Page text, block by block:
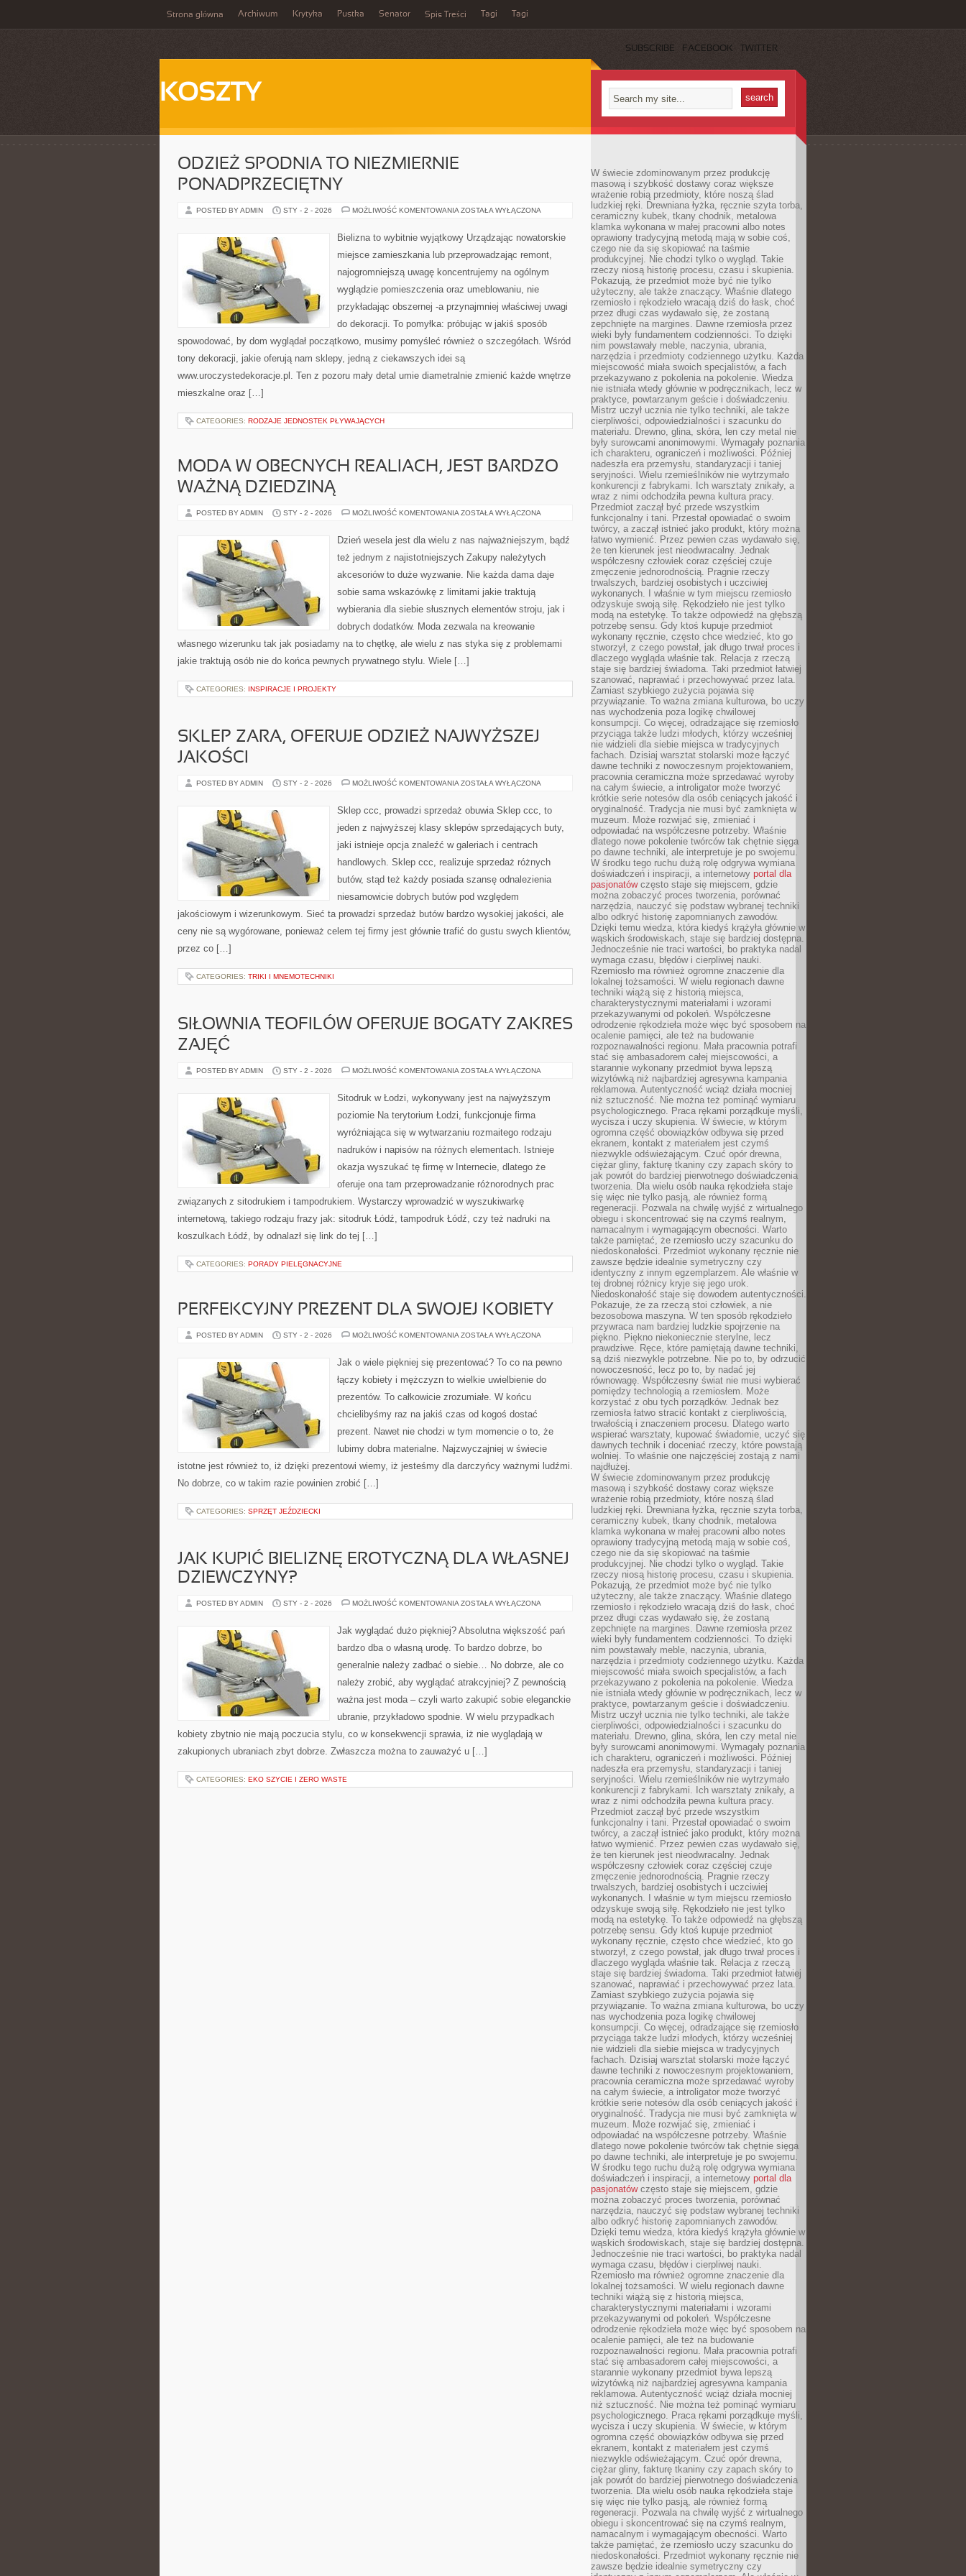
Strona główna Archiwum Krytyka Pustka Senator Spis Treści Tagi Tagi
SUBSCRIBE FACEBOOK TWITTER
KOSZTY
ODZIEŻ SPODNIA TO NIEZMIERNIE
PONADPRZECIĘTNY
POSTED BY ADMIN STY - 2 - 2026 MOŻLIWOŚĆ KOMENTOWANIA ODZIEŻ
NIEZMIERNIE
PONADPRZECIĘTNY
ZOSTAŁA WYŁĄCZONA
Bielizna to wybitnie wyjątkowy Urządzając nowatorskie
miejsce zamieszkania lub przeprowadzając remont,
najogromniejszą uwagę koncentrujemy na ogólnym
wyglądzie pomieszczenia oraz umeblowaniu, nie
przykładając obszernej -a przynajmniej właściwej uwagi
do dekoracji. To pomyłka: próbując w jakiś sposób
spowodować, by dom wyglądał początkowo, musimy pomyśleć również o szczegółach. Wśród
tony dekoracji, jakie oferują nam sklepy, jedną z ciekawszych idei są
www.uroczystedekoracje.pl. Ten z pozoru mały detal umie diametralnie zmienić każde wnętrze
mieszkalne oraz […]
CATEGORIES: RODZAJE JEDNOSTEK PŁYWAJĄCYCH
MODA W OBECNYCH REALIACH, JEST BARDZO
WAŻNĄ DZIEDZINĄ
POSTED BY ADMIN STY - 2 - 2026 MOŻLIWOŚĆ KOMENTOWANIA MODA
REALIACH,
JEST
WAŻNĄ
ZOSTAŁA WYŁĄCZONA
Dzień wesela jest dla wielu z nas najważniejszym, bądź
też jednym z najistotniejszych Zakupy należytych
akcesoriów to duże wyzwanie. Nie każda dama daje
sobie sama wskazówkę z limitami jakie traktują
wybierania dla siebie słusznych elementów stroju, jak i
dobrych dodatków. Moda zezwala na kreowanie
własnego wizerunku tak jak posiadamy na to chętkę, ale wielu z nas styka się z problemami
jakie traktują osób nie do końca pewnych prywatnego stylu. Wiele […]
CATEGORIES: INSPIRACJE I PROJEKTY
SKLEP ZARA, OFERUJE ODZIEŻ NAJWYŻSZEJ
JAKOŚCI
POSTED BY ADMIN STY - 2 - 2026 MOŻLIWOŚĆ KOMENTOWANIA SKLEP
ODZIEŻ
NAJWYŻSZEJ
ZOSTAŁA WYŁĄCZONA
Sklep ccc, prowadzi sprzedaż obuwia Sklep ccc, to
jeden z najwyższej klasy sklepów sprzedających buty,
jaki istnieje opcja znaleźć w galeriach i centrach
handlowych. Sklep ccc, realizuje sprzedaż różnych
butów, stąd też każdy posiada szansę odnalezienia
niesamowicie dobrych butów pod względem
jakościowym i wizerunkowym. Sieć ta prowadzi sprzedaż butów bardzo wysokiej jakości, ale
ceny nie są wygórowane, ponieważ celem tej firmy jest głównie trafić do gustu swych klientów,
przez co […]
CATEGORIES: TRIKI I MNEMOTECHNIKI
SIŁOWNIA TEOFILÓW OFERUJE BOGATY ZAKRES
ZAJĘĆ
POSTED BY ADMIN STY - 2 - 2026 MOŻLIWOŚĆ KOMENTOWANIA SIŁOWNIA
BOGATY
ZAKRES
ZOSTAŁA WYŁĄCZONA
Sitodruk w Łodzi, wykonywany jest na najwyższym
poziomie Na terytorium Łodzi, funkcjonuje firma
wyróżniająca się w wytwarzaniu rozmaitego rodzaju
nadruków i napisów na różnych elementach. Istnieje
okazja wyszukać tę firmę w Internecie, dlatego że
oferuje ona tam przeprowadzanie różnorodnych prac
związanych z sitodrukiem i tampodrukiem. Wystarczy wprowadzić w wyszukiwarkę
internetową, takiego rodzaju frazy jak: sitodruk Łódź, tampodruk Łódź, czy też nadruki na
koszulkach Łódź, by odnalazł się link do tej […]
CATEGORIES: PORADY PIELĘGNACYJNE
PERFEKCYJNY PREZENT DLA SWOJEJ KOBIETY
POSTED BY ADMIN STY - 2 - 2026 MOŻLIWOŚĆ KOMENTOWANIA PERFEKCYJNY
SWOJEJ
KOBIETY
ZOSTAŁA WYŁĄCZONA
Jak o wiele piękniej się prezentować? To co na pewno
łączy kobiety i mężczyzn to wielkie uwielbienie do
prezentów. To całkowicie zrozumiałe. W końcu
chcielibyśmy raz na jakiś czas od kogoś dostać
prezent. Nawet nie chodzi w tym momencie o to, że
lubimy dobra materialne. Najzwyczajniej w świecie
istotne jest również to, iż dzięki prezentowi wiemy, iż jesteśmy dla darczyńcy ważnymi ludźmi.
No dobrze, co w takim razie powinien zrobić […]
CATEGORIES: SPRZĘT JEŹDZIECKI
JAK KUPIĆ BIELIZNĘ EROTYCZNĄ DLA WŁASNEJ
DZIEWCZYNY?
POSTED BY ADMIN STY - 2 - 2026 MOŻLIWOŚĆ KOMENTOWANIA JAK
EROTYCZNĄ
DLA
DZIEWCZYNY?
ZOSTAŁA WYŁĄCZONA
Jak wyglądać dużo piękniej? Absolutna większość pań
bardzo dba o własną urodę. To bardzo dobrze, bo
generalnie należy zadbać o siebie… No dobrze, ale co
należy zrobić, aby wyglądać atrakcyjniej? Z pewnością
ważna jest moda – czyli warto zakupić sobie eleganckie
ubranie, przykładowo spodnie. W wielu przypadkach
kobiety zbytnio nie mają poczucia stylu, co w konsekwencji sprawia, iż nie wyglądają w
zakupionych ubraniach zbyt dobrze. Zwłaszcza można to zauważyć u […]
CATEGORIES: EKO SZYCIE I ZERO WASTE
W świecie zdominowanym przez produkcję
masową i szybkość dostawy coraz większe
wrażenie robią przedmioty, które noszą ślad
ludzkiej ręki. Drewniana łyżka, ręcznie szyta torba,
ceramiczny kubek, tkany chodnik, metalowa
klamka wykonana w małej pracowni albo notes
oprawiony tradycyjną metodą mają w sobie coś,
czego nie da się skopiować na taśmie
produkcyjnej. Nie chodzi tylko o wygląd. Takie
rzeczy niosą historię procesu, czasu i skupienia.
Pokazują, że przedmiot może być nie tylko
użyteczny, ale także znaczący. Właśnie dlatego
rzemiosło i rękodzieło wracają dziś do łask, choć
przez długi czas wydawało się, że zostaną
zepchnięte na margines. Dawne rzemiosła przez
wieki były fundamentem codzienności. To dzięki
nim powstawały meble, naczynia, ubrania,
narzędzia i przedmioty codziennego użytku. Każda
miejscowość miała swoich specjalistów, a fach
przekazywano z pokolenia na pokolenie. Wiedza
nie istniała wtedy głównie w podręcznikach, lecz w
praktyce, powtarzanym geście i doświadczeniu.
Mistrz uczył ucznia nie tylko techniki, ale także
cierpliwości, odpowiedzialności i szacunku do
materiału. Drewno, glina, skóra, len czy metal nie
były surowcami anonimowymi. Wymagały poznania
ich charakteru, ograniczeń i możliwości. Później
nadeszła era przemysłu, standaryzacji i taniej
seryjności. Wielu rzemieślników nie wytrzymało
konkurencji z fabrykami. Ich warsztaty znikały, a
wraz z nimi odchodziła pewna kultura pracy.
Przedmiot zaczął być przede wszystkim
funkcjonalny i tani. Przestał opowiadać o swoim
twórcy, a zaczął istnieć jako produkt, który można
łatwo wymienić. Przez pewien czas wydawało się,
że ten kierunek jest nieodwracalny. Jednak
współczesny człowiek coraz częściej czuje
zmęczenie jednorodnością. Pragnie rzeczy
trwalszych, bardziej osobistych i uczciwiej
wykonanych. I właśnie w tym miejscu rzemiosło
odzyskuje swoją siłę. Rękodzieło nie jest tylko
modą na estetykę. To także odpowiedź na głębszą
potrzebę sensu. Gdy ktoś kupuje przedmiot
wykonany ręcznie, często chce wiedzieć, kto go
stworzył, z czego powstał, jak długo trwał proces i
dlaczego wygląda właśnie tak. Relacja z rzeczą
staje się bardziej świadoma. Taki przedmiot łatwiej
szanować, naprawiać i przechowywać przez lata.
Zamiast szybkiego zużycia pojawia się
przywiązanie. To ważna zmiana kulturowa, bo uczy
nas wychodzenia poza logikę chwilowej
konsumpcji. Co więcej, odradzające się rzemiosło
przyciąga także ludzi młodych, którzy wcześniej
nie widzieli dla siebie miejsca w tradycyjnych
fachach. Dzisiaj warsztat stolarski może łączyć
dawne techniki z nowoczesnym projektowaniem,
pracownia ceramiczna może sprzedawać wyroby
na całym świecie, a introligator może tworzyć
krótkie serie notesów dla osób ceniących jakość i
oryginalność. Tradycja nie musi być zamknięta w
muzeum. Może rozwijać się, zmieniać i
odpowiadać na współczesne potrzeby. Właśnie
dlatego nowe pokolenie twórców tak chętnie sięga
po dawne techniki, ale interpretuje je po swojemu.
W środku tego ruchu dużą rolę odgrywa wymiana
doświadczeń i inspiracji, a internetowy portal dla
pasjonatówczęsto staje się miejscem, gdzie
można zobaczyć proces tworzenia, porównać
narzędzia, nauczyć się podstaw wybranej techniki
albo odkryć historię zapomnianych zawodów.
Dzięki temu wiedza, która kiedyś krążyła głównie w
wąskich środowiskach, staje się bardziej dostępna.
Jednocześnie nie traci wartości, bo praktyka nadal
wymaga czasu, błędów i cierpliwej nauki.
Rzemiosło ma również ogromne znaczenie dla
lokalnej tożsamości. W wielu regionach dawne
techniki wiążą się z historią miejsca,
charakterystycznymi materiałami i wzorami
przekazywanymi od pokoleń. Współczesne
odrodzenie rękodzieła może więc być sposobem na
ocalenie pamięci, ale też na budowanie
rozpoznawalności regionu. Mała pracownia potrafi
stać się ambasadorem całej miejscowości, a
starannie wykonany przedmiot bywa lepszą
wizytówką niż najbardziej agresywna kampania
reklamowa. Autentyczność wciąż działa mocniej
niż sztuczność. Nie można też pominąć wymiaru
psychologicznego. Praca rękami porządkuje myśli,
wycisza i uczy skupienia. W świecie, w którym
ogromna część obowiązków odbywa się przed
ekranem, kontakt z materiałem jest czymś
niezwykle odświeżającym. Czuć opór drewna,
ciężar gliny, fakturę tkaniny czy zapach skóry to
jak powrót do bardziej pierwotnego doświadczenia
tworzenia. Dla wielu osób nauka rękodzieła staje
się więc nie tylko pasją, ale również formą
regeneracji. Pozwala na chwilę wyjść z wirtualnego
obiegu i skoncentrować się na czymś realnym,
namacalnym i wymagającym obecności. Warto
także pamiętać, że rzemiosło uczy szacunku do
niedoskonałości. Przedmiot wykonany ręcznie nie
zawsze będzie idealnie symetryczny czy
identyczny z innym egzemplarzem. Ale właśnie w
tej drobnej różnicy kryje się jego urok.
Niedoskonałość staje się dowodem autentyczności.
Pokazuje, że za rzeczą stoi człowiek, a nie
bezosobowa maszyna. W ten sposób rękodzieło
przywraca nam bardziej ludzkie spojrzenie na
piękno. Piękno niekoniecznie sterylne, lecz
prawdziwe. Ręce, które pamiętają dawne techniki,
są dziś niezwykle potrzebne. Nie po to, by odrzucić
nowoczesność, lecz po to, by nadać jej
równowagę. Współczesny świat nie musi wybierać
pomiędzy technologią a rzemiosłem. Może
korzystać z obu tych porządków. Jednak bez
rzemiosła łatwo stracić kontakt z cierpliwością,
trwałością i znaczeniem procesu. Dlatego warto
wspierać warsztaty, kupować świadomie, uczyć się
dawnych technik i doceniać rzeczy, które powstają
wolniej. To właśnie one najczęściej zostają z nami
najdłużej.
W świecie zdominowanym przez produkcję
masową i szybkość dostawy coraz większe
wrażenie robią przedmioty, które noszą ślad
ludzkiej ręki. Drewniana łyżka, ręcznie szyta torba,
ceramiczny kubek, tkany chodnik, metalowa
klamka wykonana w małej pracowni albo notes
oprawiony tradycyjną metodą mają w sobie coś,
czego nie da się skopiować na taśmie
produkcyjnej. Nie chodzi tylko o wygląd. Takie
rzeczy niosą historię procesu, czasu i skupienia.
Pokazują, że przedmiot może być nie tylko
użyteczny, ale także znaczący. Właśnie dlatego
rzemiosło i rękodzieło wracają dziś do łask, choć
przez długi czas wydawało się, że zostaną
zepchnięte na margines. Dawne rzemiosła przez
wieki były fundamentem codzienności. To dzięki
nim powstawały meble, naczynia, ubrania,
narzędzia i przedmioty codziennego użytku. Każda
miejscowość miała swoich specjalistów, a fach
przekazywano z pokolenia na pokolenie. Wiedza
nie istniała wtedy głównie w podręcznikach, lecz w
praktyce, powtarzanym geście i doświadczeniu.
Mistrz uczył ucznia nie tylko techniki, ale także
cierpliwości, odpowiedzialności i szacunku do
materiału. Drewno, glina, skóra, len czy metal nie
były surowcami anonimowymi. Wymagały poznania
ich charakteru, ograniczeń i możliwości. Później
nadeszła era przemysłu, standaryzacji i taniej
seryjności. Wielu rzemieślników nie wytrzymało
konkurencji z fabrykami. Ich warsztaty znikały, a
wraz z nimi odchodziła pewna kultura pracy.
Przedmiot zaczął być przede wszystkim
funkcjonalny i tani. Przestał opowiadać o swoim
twórcy, a zaczął istnieć jako produkt, który można
łatwo wymienić. Przez pewien czas wydawało się,
że ten kierunek jest nieodwracalny. Jednak
współczesny człowiek coraz częściej czuje
zmęczenie jednorodnością. Pragnie rzeczy
trwalszych, bardziej osobistych i uczciwiej
wykonanych. I właśnie w tym miejscu rzemiosło
odzyskuje swoją siłę. Rękodzieło nie jest tylko
modą na estetykę. To także odpowiedź na głębszą
potrzebę sensu. Gdy ktoś kupuje przedmiot
wykonany ręcznie, często chce wiedzieć, kto go
stworzył, z czego powstał, jak długo trwał proces i
dlaczego wygląda właśnie tak. Relacja z rzeczą
staje się bardziej świadoma. Taki przedmiot łatwiej
szanować, naprawiać i przechowywać przez lata.
Zamiast szybkiego zużycia pojawia się
przywiązanie. To ważna zmiana kulturowa, bo uczy
nas wychodzenia poza logikę chwilowej
konsumpcji. Co więcej, odradzające się rzemiosło
przyciąga także ludzi młodych, którzy wcześniej
nie widzieli dla siebie miejsca w tradycyjnych
fachach. Dzisiaj warsztat stolarski może łączyć
dawne techniki z nowoczesnym projektowaniem,
pracownia ceramiczna może sprzedawać wyroby
na całym świecie, a introligator może tworzyć
krótkie serie notesów dla osób ceniących jakość i
oryginalność. Tradycja nie musi być zamknięta w
muzeum. Może rozwijać się, zmieniać i
odpowiadać na współczesne potrzeby. Właśnie
dlatego nowe pokolenie twórców tak chętnie sięga
po dawne techniki, ale interpretuje je po swojemu.
W środku tego ruchu dużą rolę odgrywa wymiana
doświadczeń i inspiracji, a internetowy portal dla
pasjonatówczęsto staje się miejscem, gdzie
można zobaczyć proces tworzenia, porównać
narzędzia, nauczyć się podstaw wybranej techniki
albo odkryć historię zapomnianych zawodów.
Dzięki temu wiedza, która kiedyś krążyła głównie w
wąskich środowiskach, staje się bardziej dostępna.
Jednocześnie nie traci wartości, bo praktyka nadal
wymaga czasu, błędów i cierpliwej nauki.
Rzemiosło ma również ogromne znaczenie dla
lokalnej tożsamości. W wielu regionach dawne
techniki wiążą się z historią miejsca,
charakterystycznymi materiałami i wzorami
przekazywanymi od pokoleń. Współczesne
odrodzenie rękodzieła może więc być sposobem na
ocalenie pamięci, ale też na budowanie
rozpoznawalności regionu. Mała pracownia potrafi
stać się ambasadorem całej miejscowości, a
starannie wykonany przedmiot bywa lepszą
wizytówką niż najbardziej agresywna kampania
reklamowa. Autentyczność wciąż działa mocniej
niż sztuczność. Nie można też pominąć wymiaru
psychologicznego. Praca rękami porządkuje myśli,
wycisza i uczy skupienia. W świecie, w którym
ogromna część obowiązków odbywa się przed
ekranem, kontakt z materiałem jest czymś
niezwykle odświeżającym. Czuć opór drewna,
ciężar gliny, fakturę tkaniny czy zapach skóry to
jak powrót do bardziej pierwotnego doświadczenia
tworzenia. Dla wielu osób nauka rękodzieła staje
się więc nie tylko pasją, ale również formą
regeneracji. Pozwala na chwilę wyjść z wirtualnego
obiegu i skoncentrować się na czymś realnym,
namacalnym i wymagającym obecności. Warto
także pamiętać, że rzemiosło uczy szacunku do
niedoskonałości. Przedmiot wykonany ręcznie nie
zawsze będzie idealnie symetryczny czy